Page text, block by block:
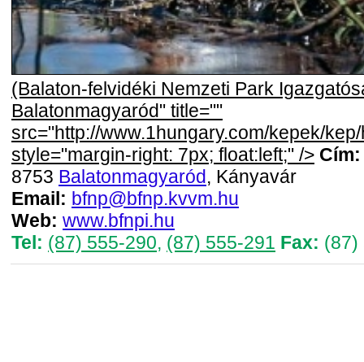
(Balaton-felvidéki Nemzeti Park
Balatonmagyaród" title=""
src="http://www.1hungary.com/kepek/
style="margin-right: 7px; float:left;" /> Cím:
8753 Balatonmagyaród, Kányavár
Email: bfnp@bfnp.kvvm.hu
Web: www.bfnpi.hu
Tel: (87) 555-290, (87) 555-291 Fax: (87)